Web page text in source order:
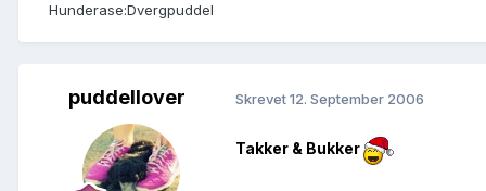
Hunderase:Dvergpuddel
puddellover Skrevet12. September 2006
Takker & Bukker